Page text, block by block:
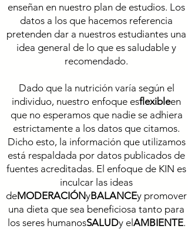
enseñan en nuestro plan de estudios. Los
datos a los que hacemos referencia
pretenden dar a nuestros estudiantes una
idea general de lo que es saludable y
recomendado.
Dado que la nutrición varía según el
individuo, nuestro enfoque esflexibleen
que no esperamos que nadie se adhiera
estrictamente a los datos que citamos.
Dicho esto, la información que utilizamos
está respaldada por datos publicados de
fuentes acreditadas. El enfoque de KIN es
inculcar las ideas
deMODERACIÓNyBALANCEy promover
una dieta que sea beneficiosa tanto para
los seres humanosSALUDy el AMBIENTE.